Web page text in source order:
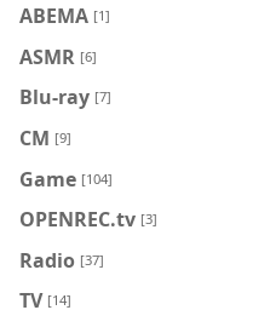
ABEMA [1]
ASMR [6]
Blu-ray [7]
CM [9]
Game [104]
OPENREC.tv [3]
Radio [37]
TV [14]